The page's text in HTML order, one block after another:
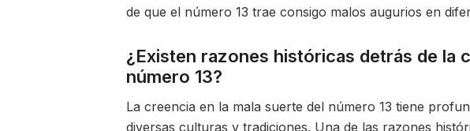
de que el número 13 trae consigo malos augurios en
¿Existen razones históricas detrás de la
número 13?
La creencia en la mala suerte del número 13 tiene
diversas culturas y tradiciones. Una de las razones